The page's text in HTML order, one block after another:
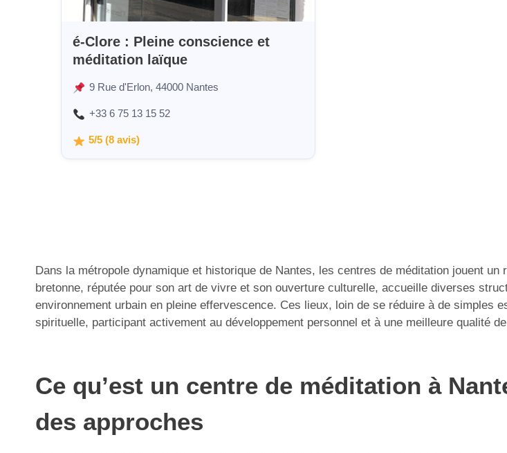
é-Clore : Pleine conscience et
méditation laïque
9 Rue d'Erlon, 44000 Nantes
+33 6 75 13 15 52
5/5 (8 avis)
Dans la métropole dynamique et historique de Nantes, les centres de méditation jouent
bretonne, réputée pour son art de vivre et son ouverture culturelle, accueille diverses
environnement urbain en pleine effervescence. Ces lieux, loin de se réduire à de simples
spirituelle, participant activement au développement personnel et à une meilleure qualité
Ce qu’est un centre de méditation à
des approches